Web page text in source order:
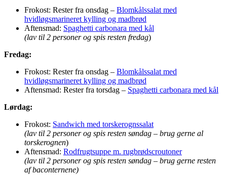
Frokost: Rester fra onsdag – Blomkålssalat med
hvidløgsmarineret kylling og madbrød
Aftensmad: Spaghetti carbonara med kål
(lav til 2 personer og spis resten fredag)
Fredag:
Frokost: Rester fra onsdag – Blomkålssalat med
hvidløgsmarineret kylling og madbrød
Aftensmad: Rester fra torsdag – Spaghetti carbonara med kål
Lørdag:
Frokost: Sandwich med torskerognssalat
(lav til 2 personer og spis resten søndag – brug gerne al
torskerognen)
Aftensmad: Rodfrugtsuppe m. rugbrødscroutoner
(lav til 2 personer og spis resten søndag – brug gerne resten
af baconternene)